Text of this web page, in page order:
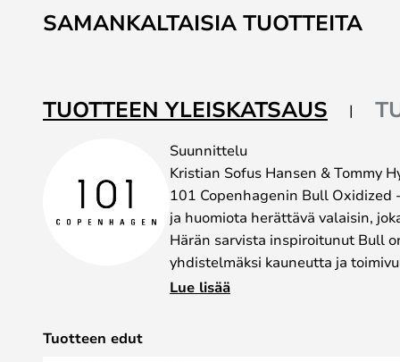
to
the
the
images
SAMANKALTAISIA TUOTTEITA
TUOTTEEN YLEISKATSAUS
Suunnittelu
Kristian Sofus Hansen & Tommy
101 Copenhagenin Bull
ja huomiota herättävä valaisin,
Härän sarvista inspiroitunut Bull
yhdistelmäksi kauneutta ja
Tässä tyylikkäässä valaisimessa
Lue lisää
Tuotteen edut